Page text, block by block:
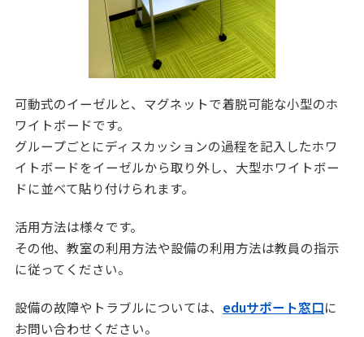
可動式のイーゼルと、マグネットで着脱可能な小型のホ
ワイトボードです。
グループごとにディスカッションの過程を記入したホワ
イトボードをイーゼルから取り外し、大型ホワイトボー
ドに並べて貼り付けられます。
活用方法は様々です。
その他、教室の利用方法や設備の利用方法は教員の指示
に従ってください。
設備の故障やトラブルについては、 eduサポート窓口に
お問い合わせください。